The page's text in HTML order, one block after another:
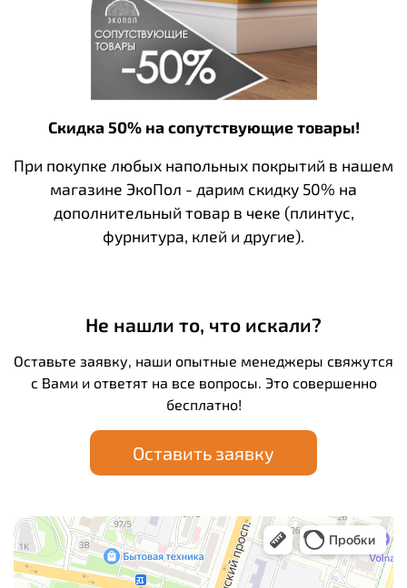
Скидка 50% на сопутствующие товары!
При покупке любых напольных покрытий в нашем
магазине ЭкоПол - дарим скидку 50% на
дополнительный товар в чеке (плинтус,
фурнитура, клей и другие).
Не нашли то, что искали?
Оставьте заявку, наши опытные менеджеры свяжутся
с Вами и ответят на все вопросы. Это совершенно
бесплатно!
Оставить заявку